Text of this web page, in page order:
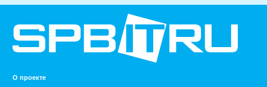
О проекте